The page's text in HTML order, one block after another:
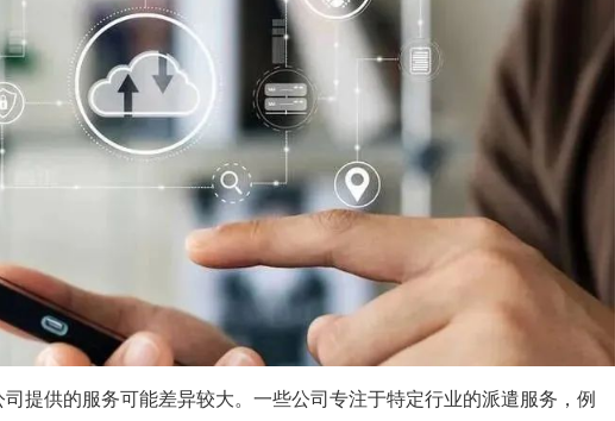
提供的服务可能差异较大。一些公司专注于特定行业的派遣服务，例